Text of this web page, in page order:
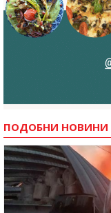
ПОДОБНИ НОВИНИ